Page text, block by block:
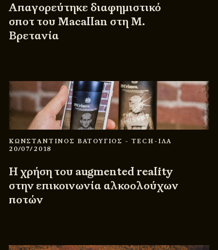
Απαγορεύτηκε διαφημιστικό
σποτ του Macallan στη Μ.
Βρετανία
ΚΩΝΣΤΑΝΤΙΝΟΣ ΒΑΤΟΥΓΙΟΣ - TECH-ΙΛΑ
20/07/2018
Η χρήση του augmented reality
στην επικοινωνία αλκοολούχων
ποτών